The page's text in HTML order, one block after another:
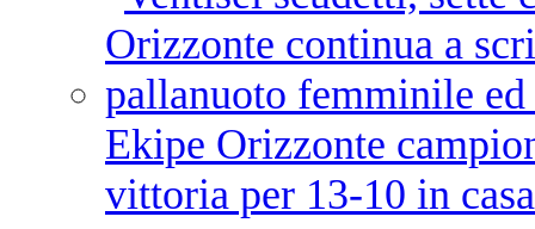
Ekipe Orizzonte
vittoria per 13-10 in